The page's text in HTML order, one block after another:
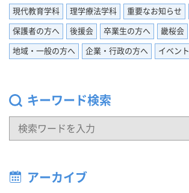
現代教育学科 理学療法学科 重要なお知らせ
保護者の方へ 後援会 卒業生の方へ 畿桜会
地域・一般の方へ 企業・行政の方へ イベント
キーワード検索
アーカイブ